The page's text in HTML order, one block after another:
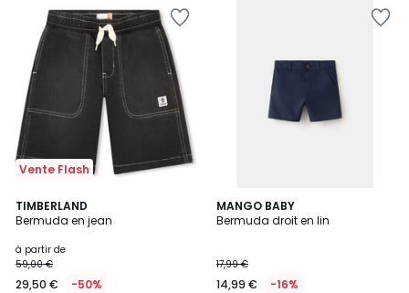
Vente Flash
TIMBERLAND
Bermuda en jean
à partir de
59,00 €
29,50 € -50%
MANGO BABY
Bermuda droit en lin
17,99 €
14,99 € -16%